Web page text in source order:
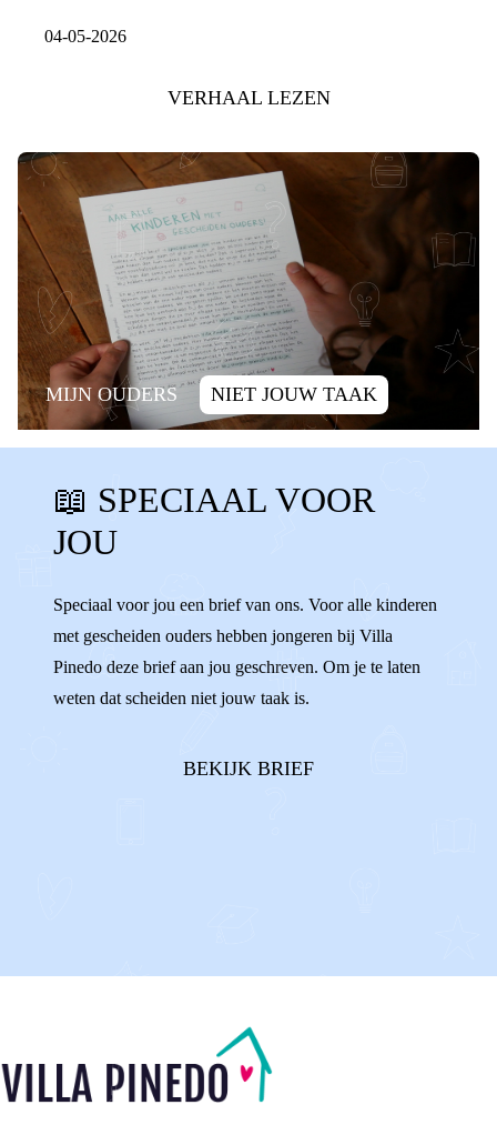
04-05-2026
VERHAAL LEZEN
MIJN OUDERS NIET JOUW TAAK
SCHULD ALLEEN ZIJN
ALLEEN VOELEN SCHULDIG
WENNEN
WISSELEN VERHUIZEN ALLEEN
ENIGE AFSPRAKEN
📖 SPECIAAL VOOR
JOU
Speciaal voor jou een brief van ons. Voor alle kinderen
met gescheiden ouders hebben jongeren bij Villa
Pinedo deze brief aan jou geschreven. Om je te laten
weten dat scheiden niet jouw taak is.
BEKIJK BRIEF